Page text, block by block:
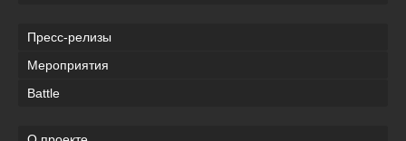
Пресс-релизы
Мероприятия
Battle